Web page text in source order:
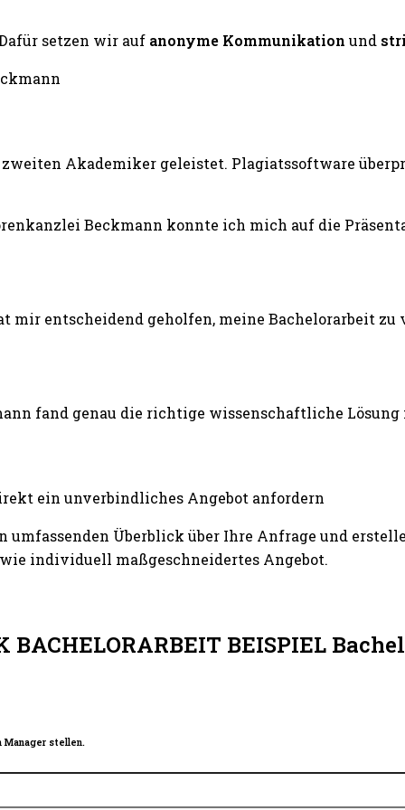
setzen wir auf anonyme Kommunikation und
Akademiker geleistet. Plagiatssoftware
Beckmann konnte ich mich auf die
entscheidend geholfen, meine Bachelorarbeit zu
fand genau die richtige wissenschaftliche Lösung
ein unverbindliches Angebot anfordern
Überblick über Ihre Anfrage und
individuell maßgeschneidertes Angebot.
BEISPIEL
Manager stellen.